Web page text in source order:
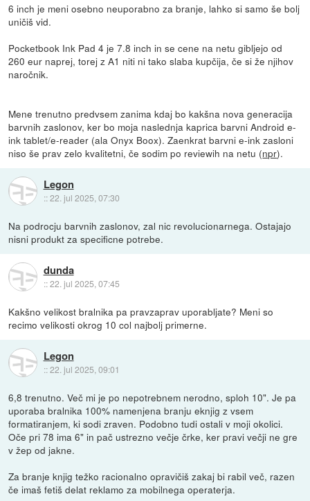
6 inch je meni osebno neuporabno za branje, lahko si samo še bolj
uničiš vid.
Pocketbook Ink Pad 4 je 7.8 inch in se cene na netu gibljejo od
260 eur naprej, torej z A1 niti ni tako slaba kupčija, če si že njihov
naročnik.
Mene trenutno predvsem zanima kdaj bo kakšna nova generacija
barvnih zaslonov, ker bo moja naslednja kaprica barvni Android e-
ink tablet/e-reader (ala Onyx Boox). Zaenkrat barvni e-ink zasloni
niso še prav zelo kvalitetni, če sodim po reviewih na netu (npr).
Legon
::22. jul 2025, 07:30
Na podrocju barvnih zaslonov, zal nic revolucionarnega. Ostajajo
nisni produkt za specificne potrebe.
dunda
::22. jul 2025, 07:45
Kakšno velikost bralnika pa pravzaprav uporabljate? Meni so
recimo velikosti okrog 10 col najbolj primerne.
Legon
::22. jul 2025, 09:01
6,8 trenutno. Več mi je po nepotrebnem nerodno, sploh 10". Je pa
uporaba bralnika 100% namenjena branju eknjig z vsem
formatiranjem, ki sodi zraven. Podobno tudi ostali v moji okolici.
Oče pri 78 ima 6" in pač ustrezno večje črke, ker pravi večji ne gre
v žep od jakne.
Za branje knjig težko racionalno opravičiš zakaj bi rabil več, razen
če imaš fetiš delat reklamo za mobilnega operaterja.